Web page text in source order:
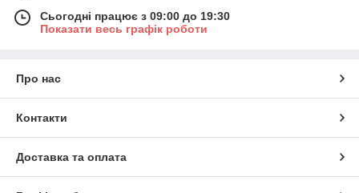
Сьогодні працює з 09:00 до 19:30
Показати весь графік роботи
Про нас
Контакти
Доставка та оплата